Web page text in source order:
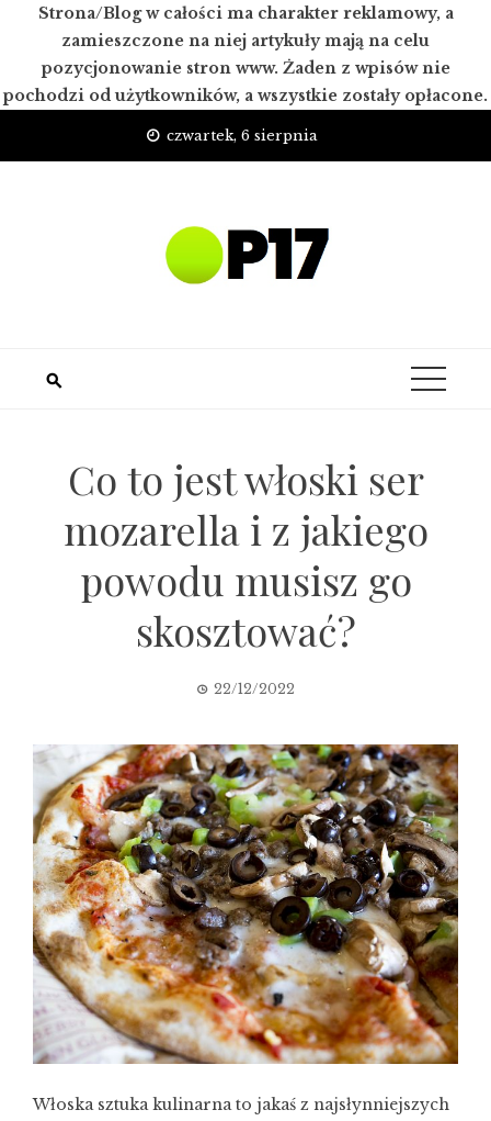
Strona/Blog w całości ma charakter reklamowy, a
zamieszczone na niej artykuły mają na celu
pozycjonowanie stron www. Żaden z wpisów nie
pochodzi od użytkowników, a wszystkie zostały opłacone.
czwartek, 6 sierpnia
Co to jest włoski ser
mozarella i z jakiego
powodu musisz go
skosztować?
22/12/2022
Włoska sztuka kulinarna to jakaś z najsłynniejszych